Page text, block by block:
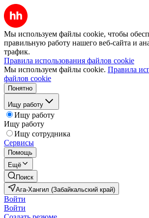
Мы используем файлы cookie, чтобы
правильную работу нашего веб-сайта и
трафик.
Правила использования файлов cookie
Мы используем файлы cookie. Правила
файлов cookie
Понятно
Ищу работу
Ищу работу
Ищу работу
Ищу сотрудника
Сервисы
Помощь
Ещё
Поиск
Ага-Хангил (Забайкальский край)
Войти
Войти